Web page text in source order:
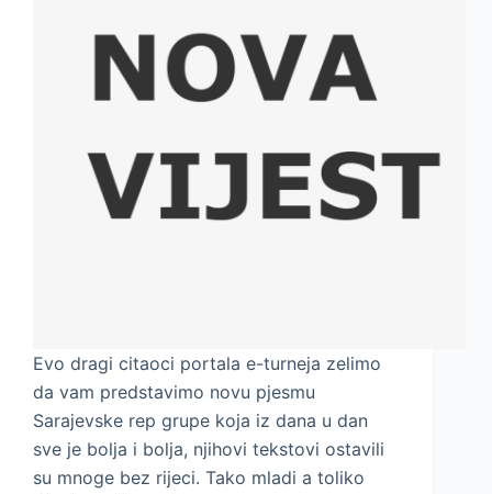
Evo dragi citaoci portala e-turneja zelimo
da vam predstavimo novu pjesmu
Sarajevske rep grupe koja iz dana u dan
sve je bolja i bolja, njihovi tekstovi ostavili
su mnoge bez rijeci. Tako mladi a toliko